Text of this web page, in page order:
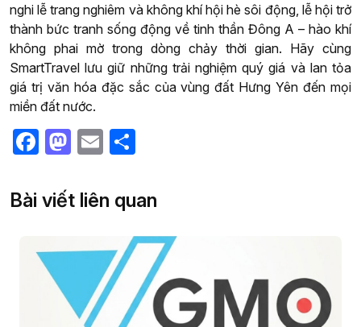
nghi lễ trang nghiêm và không khí hội hè sôi động, lễ hội trở
thành bức tranh sống động về tinh thần Đông A – hào khí
không phai mờ trong dòng chảy thời gian. Hãy cùng
SmartTravel lưu giữ những trải nghiệm quý giá và lan tỏa
giá trị văn hóa đặc sắc của vùng đất Hưng Yên đến mọi
miền đất nước.
Facebook
Mastodon
Email
Bài viết liên quan